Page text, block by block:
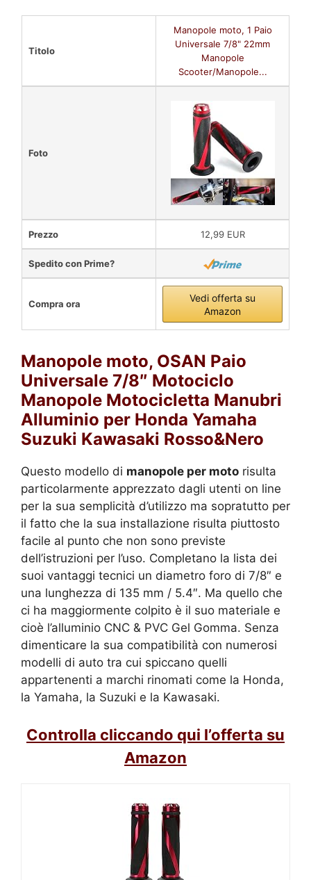
Titolo
Manopole moto, 1 Paio
Universale 7/8" 22mm
Manopole
Scooter/Manopole...
Foto
Prezzo 12,99 EUR
Spedito con Prime?
Compra ora
Vedi offerta su
Amazon
Manopole moto, OSAN Paio
Universale 7/8″ Motociclo
Manopole Motocicletta Manubri
Alluminio per Honda Yamaha
Suzuki Kawasaki Rosso&Nero
Questo modello di manopole per moto risulta
particolarmente apprezzato dagli utenti on line
per la sua semplicità d’utilizzo ma sopratutto per
il fatto che la sua installazione risulta piuttosto
facile al punto che non sono previste
dell’istruzioni per l’uso. Completano la lista dei
suoi vantaggi tecnici un diametro foro di 7/8″ e
una lunghezza di 135 mm / 5.4″. Ma quello che
ci ha maggiormente colpito è il suo materiale e
cioè l’alluminio CNC & PVC Gel Gomma. Senza
dimenticare la sua compatibilità con numerosi
modelli di auto tra cui spiccano quelli
appartenenti a marchi rinomati come la Honda,
la Yamaha, la Suzuki e la Kawasaki.
Controlla cliccando qui l’offerta su
Amazon